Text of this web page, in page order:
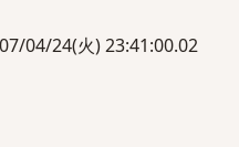
04/24(火) 23:41:00.02